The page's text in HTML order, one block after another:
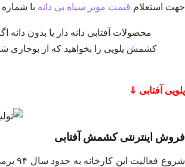
جهت استعلام قیمت مویز سیاه بی دانه با
محصولات آفتابی دانه‌ دار یا بدون
پلویی آفتابی ⇓
فروش اینترنتی کشمش آفتابی
شروع فعالیت این کارخانه به حدود سال ۹۴ برمی‌ گردد طبیعتاً مانند هر مجموعه دیگری فروش حضوری و درب کارخانه برای همه مشتریان محفوظ است اما از همان ابتدا با ایجاد سایت‌ های مختلف و متعدد